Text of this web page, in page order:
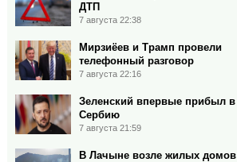
ДТП
7 августа 22:38
Мирзиёев и Трамп провели
телефонный разговор
7 августа 22:16
Зеленский впервые прибыл в
Сербию
7 августа 21:59
В Лачыне возле жилых домов